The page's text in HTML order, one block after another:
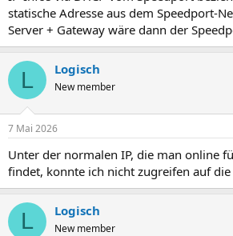
statische Adresse aus dem Speedport-
Server + Gateway wäre dann der
L Logisch
New member
7 Mai 2026
Unter der normalen IP, die man online
findet, konnte ich nicht zugreifen auf
L Logisch
New member